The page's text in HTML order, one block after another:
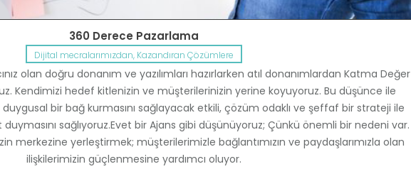
360 Derece Pazarlama
Dijital mecralarımızdan, Kazandıran Çözümlere
olan doğru donanım ve yazılımları hazırlarken atıl donanımlardan Katma Değer
Kendimizi hedef kitlenizin ve müşterilerinizin yerine koyuyoruz. Bu düşünce ile
duygusal bir bağ kurmasını sağlayacak etkili, çözüm odaklı ve şeffaf bir strateji ile
sağlıyoruz.Evet bir Ajans gibi düşünüyoruz; Çünkü önemli bir nedeni var.
merkezine yerleştirmek; müşterilerimizle bağlantımızın ve paydaşlarımızla olan
ilişkilerimizin güçlenmesine yardımcı oluyor.